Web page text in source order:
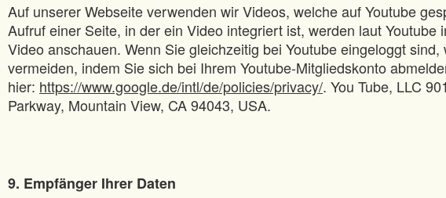
Auf unserer Webseite verwenden wir Videos, welche auf Youtube
Aufruf einer Seite, in der ein Video integriert ist, werden laut
Video anschauen. Wenn Sie gleichzeitig bei Youtube eingeloggt
vermeiden, indem Sie sich bei Ihrem Youtube-Mitgliedskonto
hier: https://www.google.de/intl/de/policies/privacy/. You Tube, LLC
Parkway, Mountain View, CA 94043, USA.
9. Empfänger Ihrer Daten